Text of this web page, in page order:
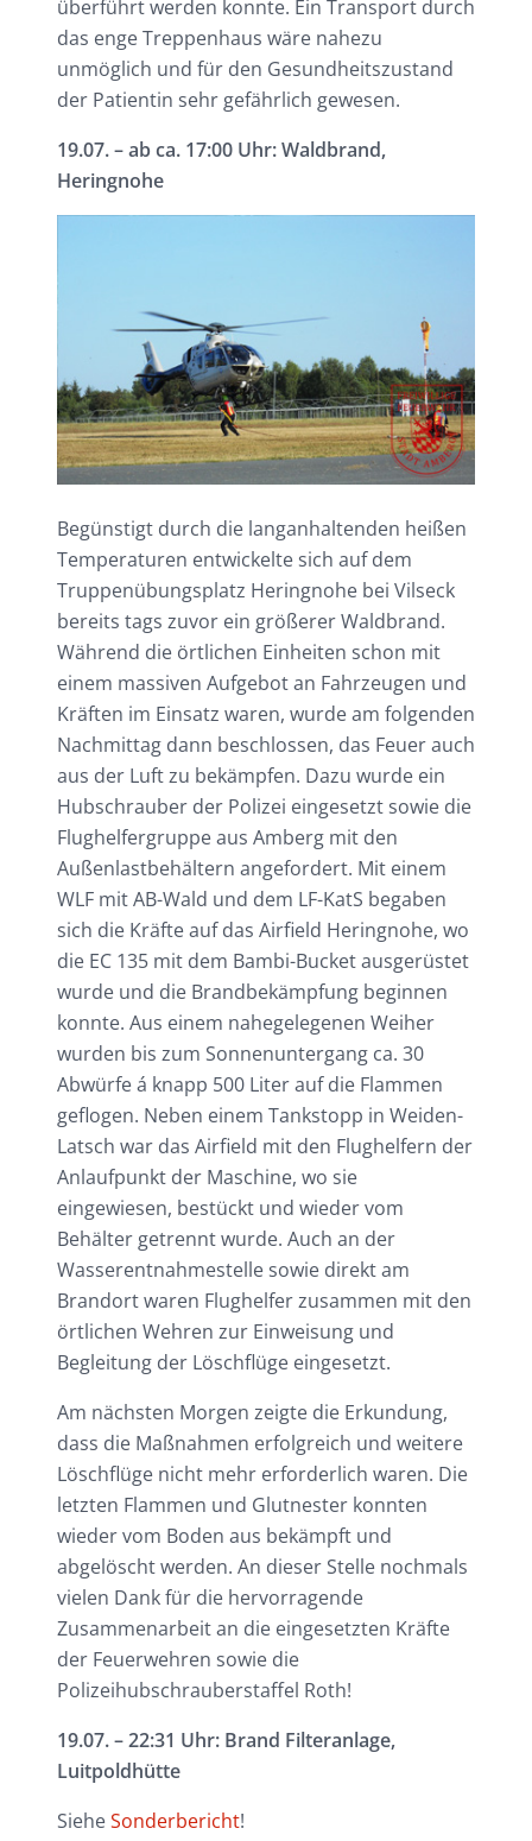
überführt werden konnte. Ein Transport durch
das enge Treppenhaus wäre nahezu
unmöglich und für den Gesundheitszustand
der Patientin sehr gefährlich gewesen.
19.07. – ab ca. 17:00 Uhr: Waldbrand,
Heringnohe
Begünstigt durch die langanhaltenden heißen
Temperaturen entwickelte sich auf dem
Truppenübungsplatz Heringnohe bei Vilseck
bereits tags zuvor ein größerer Waldbrand.
Während die örtlichen Einheiten schon mit
einem massiven Aufgebot an Fahrzeugen und
Kräften im Einsatz waren, wurde am folgenden
Nachmittag dann beschlossen, das Feuer auch
aus der Luft zu bekämpfen. Dazu wurde ein
Hubschrauber der Polizei eingesetzt sowie die
Flughelfergruppe aus Amberg mit den
Außenlastbehältern angefordert. Mit einem
WLF mit AB-Wald und dem LF-KatS begaben
sich die Kräfte auf das Airfield Heringnohe, wo
die EC 135 mit dem Bambi-Bucket ausgerüstet
wurde und die Brandbekämpfung beginnen
konnte. Aus einem nahegelegenen Weiher
wurden bis zum Sonnenuntergang ca. 30
Abwürfe á knapp 500 Liter auf die Flammen
geflogen. Neben einem Tankstopp in Weiden-
Latsch war das Airfield mit den Flughelfern der
Anlaufpunkt der Maschine, wo sie
eingewiesen, bestückt und wieder vom
Behälter getrennt wurde. Auch an der
Wasserentnahmestelle sowie direkt am
Brandort waren Flughelfer zusammen mit den
örtlichen Wehren zur Einweisung und
Begleitung der Löschflüge eingesetzt.
Am nächsten Morgen zeigte die Erkundung,
dass die Maßnahmen erfolgreich und weitere
Löschflüge nicht mehr erforderlich waren. Die
letzten Flammen und Glutnester konnten
wieder vom Boden aus bekämpft und
abgelöscht werden. An dieser Stelle nochmals
vielen Dank für die hervorragende
Zusammenarbeit an die eingesetzten Kräfte
der Feuerwehren sowie die
Polizeihubschrauberstaffel Roth!
19.07. – 22:31 Uhr: Brand Filteranlage,
Luitpoldhütte
SieheSonderbericht!